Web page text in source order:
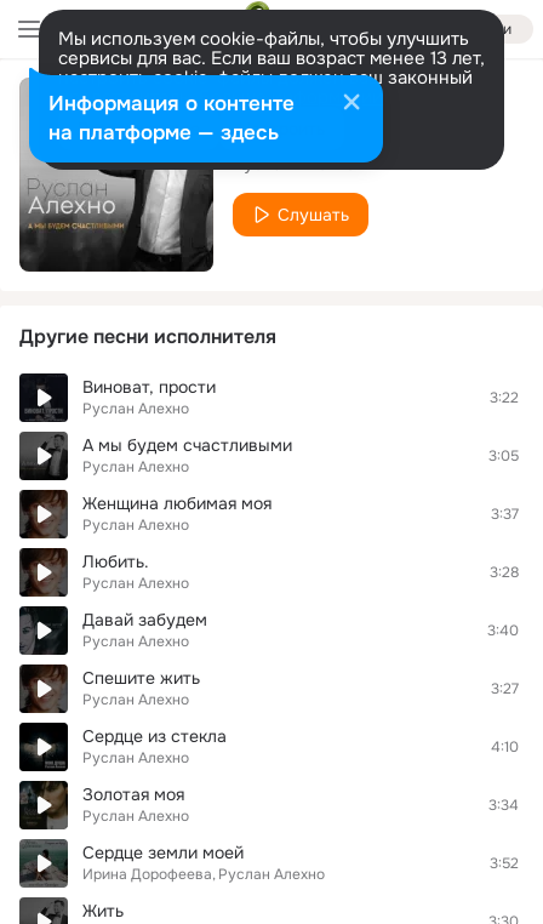
Войти
Мы используем cookie-файлы, чтобы улучшить
сервисы для вас. Если ваш возраст менее 13 лет,
настроить cookie-файлы должен ваш законный
представитель. Больше информации
Разрешить все Настроить
Душа
Руслан Алехно
Слушать
Другие песни исполнителя
Виноват, прости
Руслан Алехно
3:22
А мы будем счастливыми
Руслан Алехно
3:05
Женщина любимая моя
Руслан Алехно
3:37
Любить.
Руслан Алехно
3:28
Давай забудем
Руслан Алехно
3:40
Спешите жить
Руслан Алехно
3:27
Сердце из стекла
Руслан Алехно
4:10
Золотая моя
Руслан Алехно
3:34
Сердце земли моей
Ирина Дорофеева Руслан Алехно
3:52
Жить
Информация о контенте
на платформе — здесь